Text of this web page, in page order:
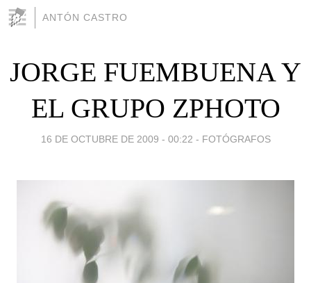
ANTÓN CASTRO
JORGE FUEMBUENA Y
EL GRUPO ZPHOTO
16 DE OCTUBRE DE 2009 - 00:22 - FOTÓGRAFOS